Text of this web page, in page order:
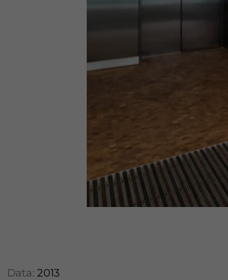
Data: 2013